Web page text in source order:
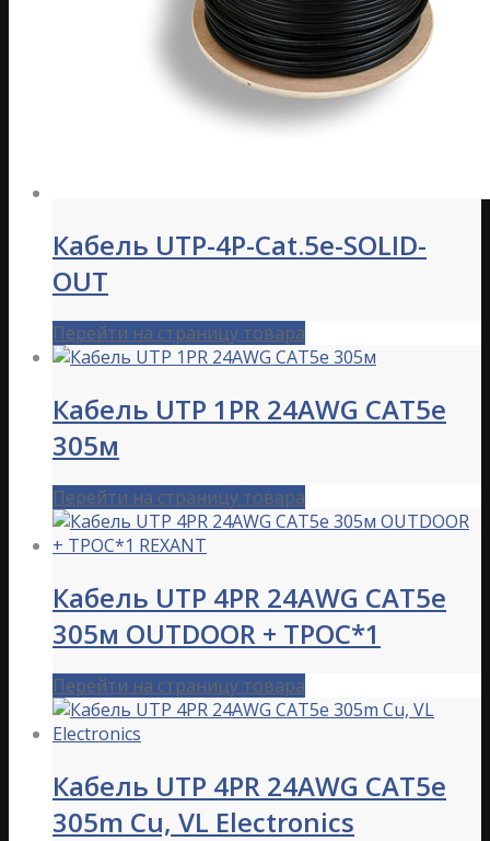
Кабель UTP-4P-Cat.5e-SOLID-
OUT
Перейти на страницу товара
Кабель UTP 1PR 24AWG CAT5e
305м
Перейти на страницу товара
Кабель UTP 4PR 24AWG CAT5e
305м OUTDOOR + ТРОС*1
Перейти на страницу товара
Кабель UTP 4PR 24AWG CAT5е
305m Cu, VL Electronics